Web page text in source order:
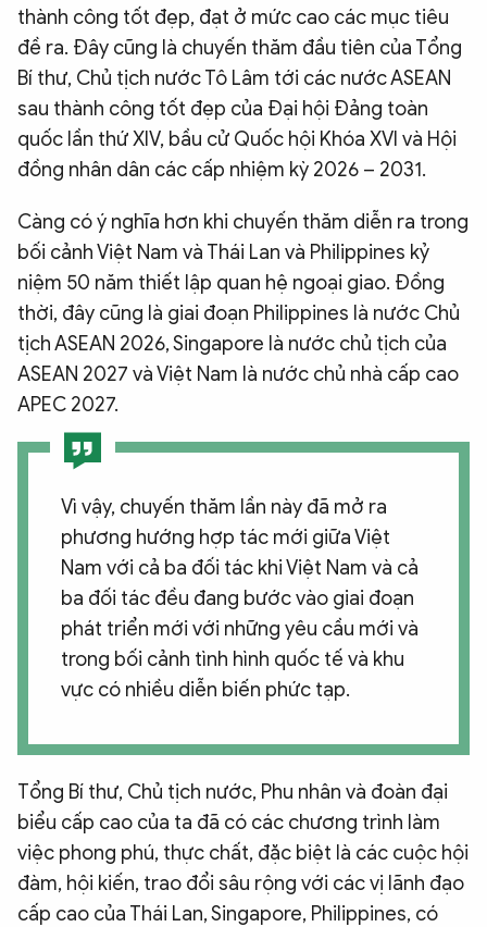
thành công tốt đẹp, đạt ở mức cao các mục tiêu
đề ra. Đây cũng là chuyến thăm đầu tiên của Tổng
Bí thư, Chủ tịch nước Tô Lâm tới các nước ASEAN
sau thành công tốt đẹp của Đại hội Đảng toàn
quốc lần thứ XIV, bầu cử Quốc hội Khóa XVI và Hội
đồng nhân dân các cấp nhiệm kỳ 2026 – 2031.
Càng có ý nghĩa hơn khi chuyến thăm diễn ra trong
bối cảnh Việt Nam và Thái Lan và Philippines kỷ
niệm 50 năm thiết lập quan hệ ngoại giao. Đồng
thời, đây cũng là giai đoạn Philippines là nước Chủ
tịch ASEAN 2026, Singapore là nước chủ tịch của
ASEAN 2027 và Việt Nam là nước chủ nhà cấp cao
APEC 2027.
Vì vậy, chuyến thăm lần này đã mở ra
phương hướng hợp tác mới giữa Việt
Nam với cả ba đối tác khi Việt Nam và cả
ba đối tác đều đang bước vào giai đoạn
phát triển mới với những yêu cầu mới và
trong bối cảnh tình hình quốc tế và khu
vực có nhiều diễn biến phức tạp.
Tổng Bí thư, Chủ tịch nước, Phu nhân và đoàn đại
biểu cấp cao của ta đã có các chương trình làm
việc phong phú, thực chất, đặc biệt là các cuộc hội
đàm, hội kiến, trao đổi sâu rộng với các vị lãnh đạo
cấp cao của Thái Lan, Singapore, Philippines, có